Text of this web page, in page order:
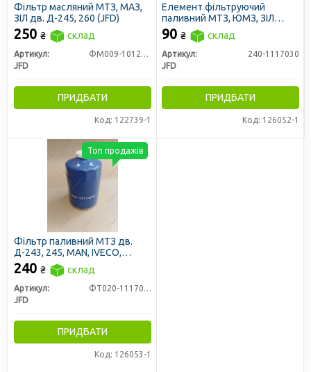
Фільтр масляний МТЗ, МАЗ,
ЗІЛ дв. Д-245, 260 (JFD)
250 ₴ склад
Артикул:
ФМ009-1012005
JFD
ПРИДБАТИ
Код: 122739-1
Елемент фільтруючий
паливний МТЗ, ЮМЗ, ЗІЛ
5301, Т40 тонкого очищення з
ущільн. кільцем (JFD)
90 ₴ склад
Артикул:
240-1117030
JFD
ПРИДБАТИ
Код: 126052-1
Фільтр паливний МТЗ дв.
Д-243, 245, MAN, IVECO,
ISUZU, ЮМЗ (РД-032) зі
зливом відстою (JFD)
240 ₴ склад
Артикул:
ФТ020-1117010
JFD
ПРИДБАТИ
Код: 126053-1
Топ продажів